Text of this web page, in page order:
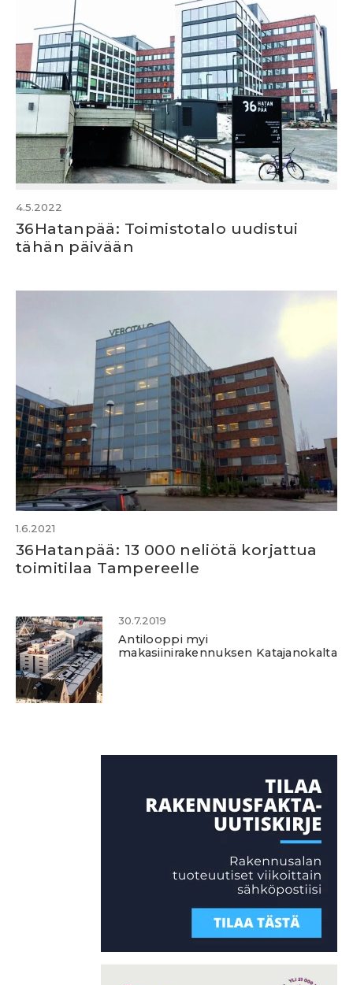
4.5.2022
36Hatanpää: Toimistotalo uudistui
tähän päivään
1.6.2021
36Hatanpää: 13 000 neliötä korjattua
toimitilaa Tampereelle
30.7.2019
Antilooppi myi
makasiinirakennuksen Katajanokalta